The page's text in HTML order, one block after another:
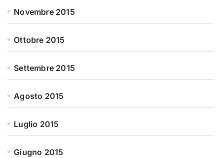
Novembre 2015
Ottobre 2015
Settembre 2015
Agosto 2015
Luglio 2015
Giugno 2015